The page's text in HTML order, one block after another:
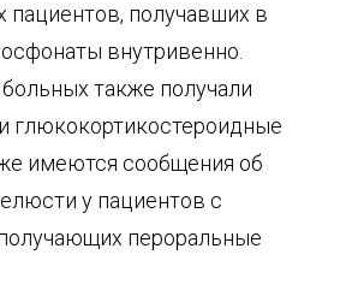
пациентов, получавших в
внутривенно.
также получали
глюкокортикостероидные
имеются сообщения об
у пациентов с
пероральные